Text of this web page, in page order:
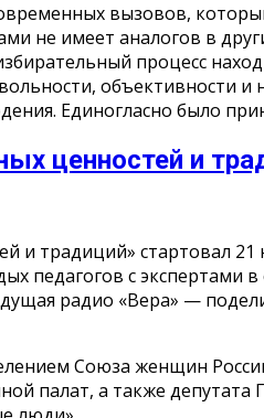
вызовов,
не имеет аналогов в
процесс
объективности и
Единогласно было
ценностей и
и традиций» стартовал
педагогов с экспертами
радио «Вера» —
Союза женщин
палат, а также